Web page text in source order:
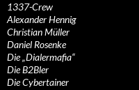
1337-Crew
Alexander Hennig
Christian Müller
Daniel Rosenke
Die „Dialermafia“
Die B2Bler
Die Cybertainer